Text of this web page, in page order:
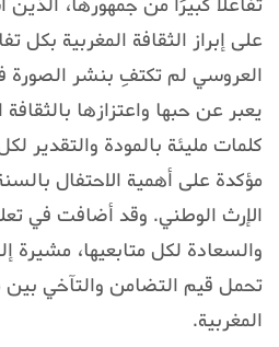
على إبراز الثقافة المغربية بكل
العروسي لم تكتفِ بنشر الصورة
يعبر عن حبها واعتزازها
كلمات مليئة بالمودة والتقدير
مؤكدة على أهمية الاحتفال
الإرث الوطني. وقد أضافت في
والسعادة لكل متابعيها، مشيرة
تحمل قيم التضامن والتآخي بين
المغربية.